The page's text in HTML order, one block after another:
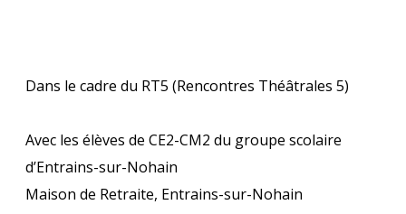
Dans le cadre du RT5 (Rencontres Théâtrales 5)
Avec les élèves de CE2-CM2 du groupe scolaire
d’Entrains-sur-Nohain
Maison de Retraite, Entrains-sur-Nohain